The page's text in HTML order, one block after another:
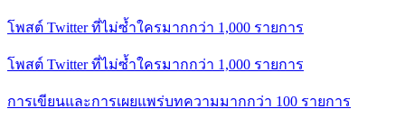
โพสต์ Twitter ที่ไม่ซ้ำใครมากกว่า 1,000 รายการ
โพสต์ Twitter ที่ไม่ซ้ำใครมากกว่า 1,000 รายการ
การเขียนและการเผยแพร่บทความมากกว่า 100 รายการ